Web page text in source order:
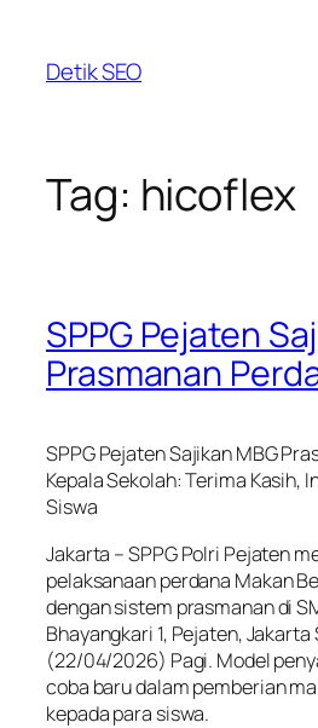
content
Detik SEO
Tag: hicoflex
SPPG Pejaten
Prasmanan
SPPG Pejaten Sajikan MBG
Kepala Sekolah: Terima Kasih,
Siswa
Jakarta – SPPG Polri Pejaten
pelaksanaan perdana Makan
dengan sistem prasmanan di
Bhayangkari 1, Pejaten, Jakarta
(22/04/2026) Pagi. Model
coba baru dalam pemberian
kepada para siswa.